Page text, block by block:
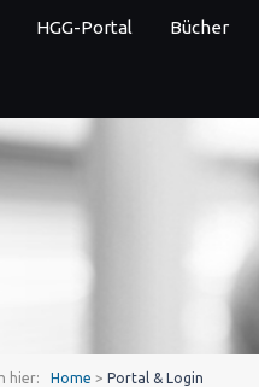
HGG-Portal Bücher
hier: Home > Portal & Login